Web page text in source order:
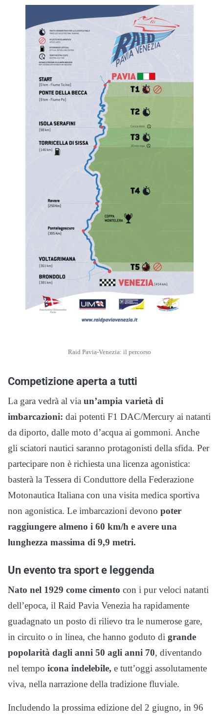
Raid Pavia-Venezia: il percorso
Competizione aperta a tutti
La gara vedrà al via un’ampia varietà di
imbarcazioni: dai potenti F1 DAC/Mercury ai natanti
da diporto, dalle moto d’acqua ai gommoni. Anche
gli sciatori nautici saranno protagonisti della sfida. Per
partecipare non è richiesta una licenza agonistica:
basterà la Tessera di Conduttore della Federazione
Motonautica Italiana con una visita medica sportiva
non agonistica. Le imbarcazioni devono poter
raggiungere almeno i 60 km/h e avere una
lunghezza massima di 9,9 metri.
Un evento tra sport e leggenda
Nato nel 1929 come cimento con i pur veloci natanti
dell’epoca, il Raid Pavia Venezia ha rapidamente
guadagnato un posto di rilievo tra le numerose gare,
in circuito o in linea, che hanno goduto di grande
popolarità dagli anni 50 agli anni 70, diventando
nel tempo icona indelebile, e tutt’oggi assolutamente
viva, nella narrazione della tradizione fluviale.
Includendo la prossima edizione del 2 giugno, in 96